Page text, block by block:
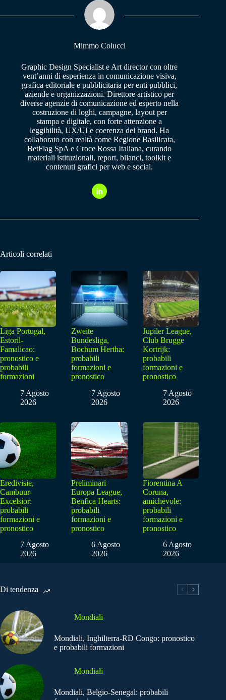
pp m
Mimmo Colucci
Graphic Design Specialist e Art director con oltre
vent’anni di esperienza in comunicazione visiva,
grafica editoriale e pubblicitaria per enti pubblici,
aziende e organizzazioni. Direttore artistico per
diverse agenzie di comunicazione ed esperto nella
costruzione di loghi, campagne, layout per
stampa e digitale, con forte attenzione a
leggibilità, UX/UI e coerenza del brand. Ha
collaborato con realtà come Regione Basilicata,
BetFlag SpA e Croce Rossa Italiana, curando
materiali istituzionali, report, bilanci, toolkit e
contenuti grafici per web e social.
Articoli correlati
Liga Portugal,
Estoril-
Famalicao:
pronostico e
probabili
formazioni
7 Agosto
2026
Zweite
Bundesliga,
Bochum Hertha:
probabili
formazioni e
pronostico
7 Agosto
2026
Jupiler League,
Club Brugge
Kortrijk:
probabili
formazioni e
pronostico
7 Agosto
2026
Eredivisie,
Cambuur-
Excelsior:
probabili
formazioni e
pronostico
7 Agosto
2026
Preliminari
Europa League,
Benfica Hearts:
probabili
formazioni e
pronostico
6 Agosto
2026
Fiorentina A
Coruna,
amichevole:
probabili
formazioni e
pronostico
6 Agosto
2026
Di tendenza
Mondiali
Mondiali, Inghilterra-RD Congo: pronostico
e probabili formazioni
Mondiali
Mondiali, Belgio-Senegal: probabili